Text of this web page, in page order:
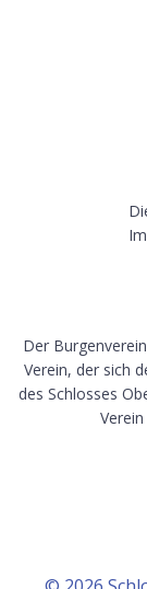
Der
Verein, der sich
des Schlosses